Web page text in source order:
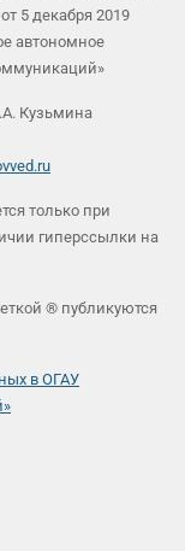
5 декабря 2019
автономное
Кузьмина
только при
гиперссылки на
® публикуются
в ОГАУ